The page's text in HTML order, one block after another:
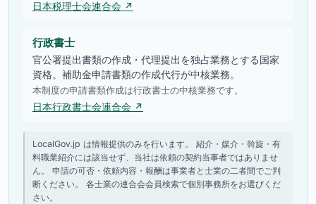
日本税理士会連合会 ↗
行政書士
官公署提出書類の作成・代理提出を独占業務とする国家
資格。補助金申請書類の作成代行が中核業務。
本制度の申請書類作成は行政書士の中核業務です。
日本行政書士会連合会 ↗
LocalGov.jp は情報提供のみを行います。 紹介・媒介・斡旋・有
料職業紹介には該当せず、当社は依頼の契約当事者ではありませ
ん。 申請の可否・依頼内容・報酬は事業者と士業の二者間でご判
断ください。 各士業の連合会会員検索で個別事務所をお選びくだ
さい。